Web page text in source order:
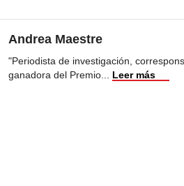
Andrea Maestre
"Periodista de investigación,
ganadora del Premio
Leer más